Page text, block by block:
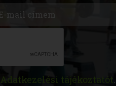
Adatkezelési tájékoztatót.